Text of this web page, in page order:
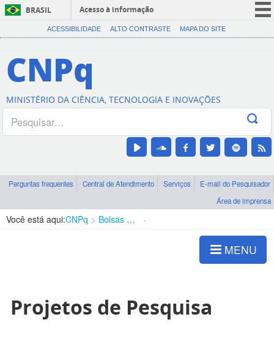
BRASIL
Acesso à informação
CORONAVÍRUS (COVID-19)
Canais
ACESSIBILIDADE ALTO CONTRASTE MAPA DO SITE
CNPq
MINISTÉRIO DA CIÊNCIA, TECNOLOGIA E INOVAÇÕES
Perguntas frequentes Central de Atendimento Serviços
E-mail do Pesquisador
Área de imprensa
Você está aqui:CNPq Bolsas e Auxílios Vigentes
MENU
Projetos de Pesquisa